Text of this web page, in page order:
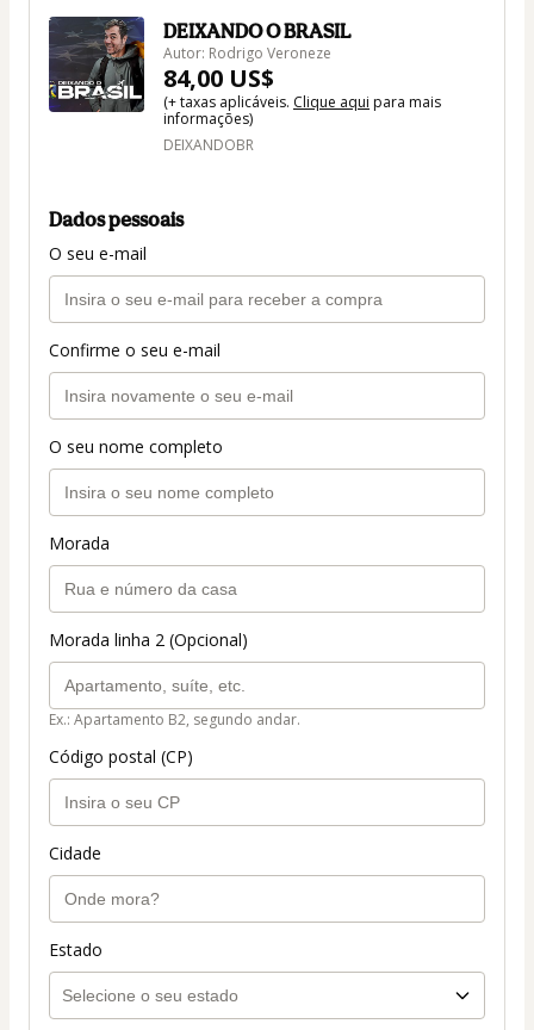
DEIXANDO O BRASIL
Autor: Rodrigo Veroneze
84,00 US$
(+ taxas aplicáveis. Clique aqui para mais
informações)
DEIXANDOBR
Dados pessoais
O seu e-mail
Confirme o seu e-mail
O seu nome completo
Morada
Morada linha 2 (Opcional)
Ex.: Apartamento B2, segundo andar.
Código postal (CP)
Cidade
Estado